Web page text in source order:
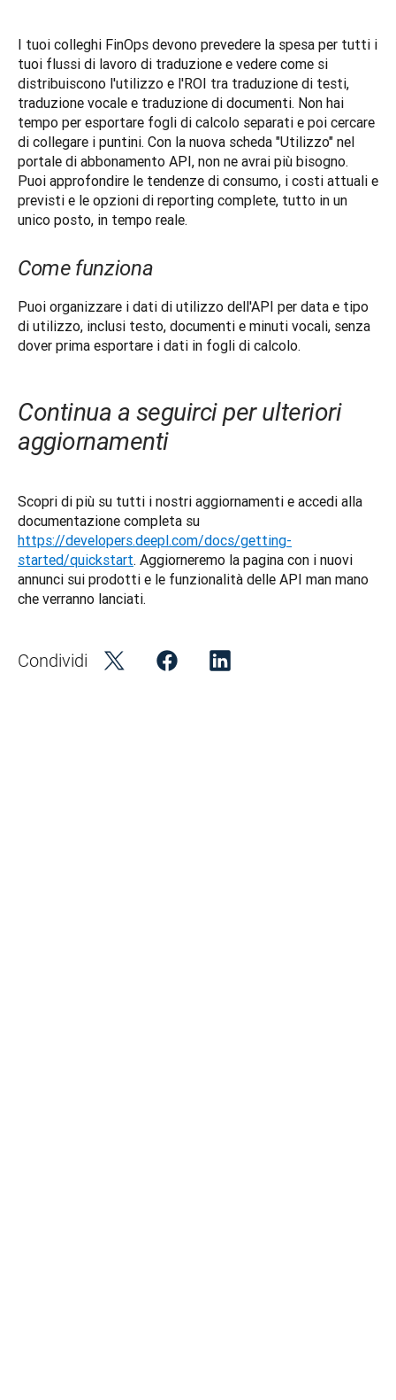
I tuoi colleghi FinOps devono prevedere la spesa per tutti i
tuoi flussi di lavoro di traduzione e vedere come si
distribuiscono l'utilizzo e l'ROI tra traduzione di testi,
traduzione vocale e traduzione di documenti. Non hai
tempo per esportare fogli di calcolo separati e poi cercare
di collegare i puntini. Con la nuova scheda "Utilizzo" nel
portale di abbonamento API, non ne avrai più bisogno.
Puoi approfondire le tendenze di consumo, i costi attuali e
previsti e le opzioni di reporting complete, tutto in un
unico posto, in tempo reale.
Come funziona
Puoi organizzare i dati di utilizzo dell'API per data e tipo
di utilizzo, inclusi testo, documenti e minuti vocali, senza
dover prima esportare i dati in fogli di calcolo.
Continua a seguirci per ulteriori
aggiornamenti
Scopri di più su tutti i nostri aggiornamenti e accedi alla
https://developers.deepl.com/docs/getting-
started/quickstart. Aggiorneremo la pagina con i nuovi
annunci sui prodotti e le funzionalità delle API man mano
che verranno lanciati.
Condividi